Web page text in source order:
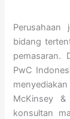
bidang
pemasaran.
PwC
McKinsey
konsultan